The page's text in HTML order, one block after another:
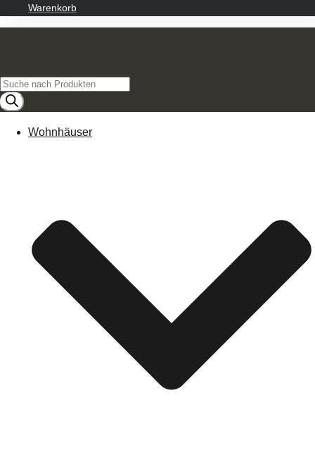
Warenkorb
Products
search
Wohnhäuser